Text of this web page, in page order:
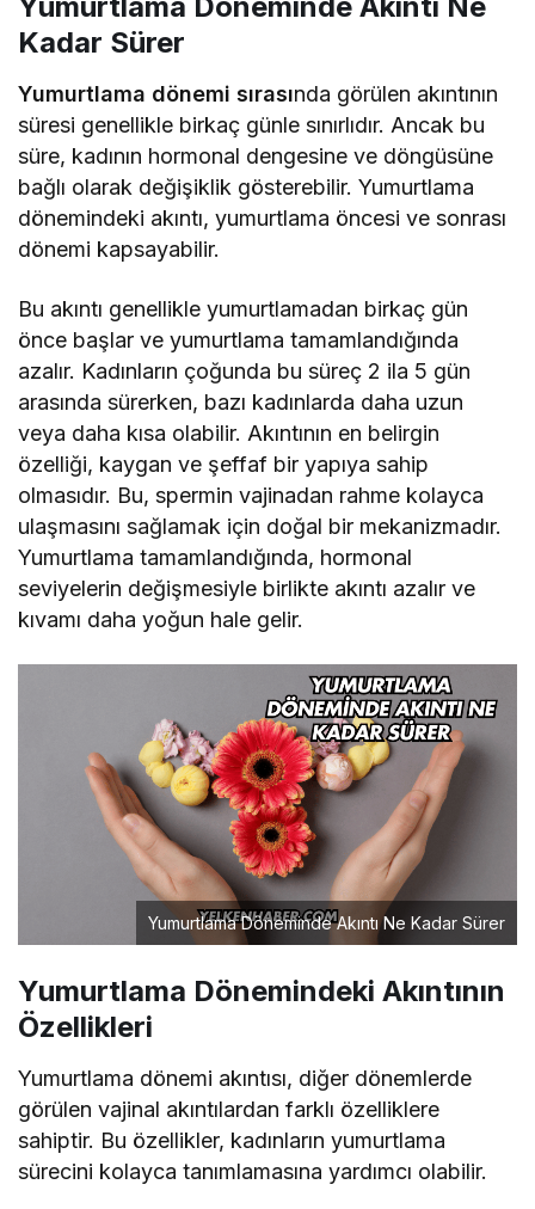
Kadar Sürer
Yumurtlama dönemi sırasında görülen akıntının
süresi genellikle birkaç günle sınırlıdır. Ancak bu
süre, kadının hormonal dengesine ve döngüsüne
bağlı olarak değişiklik gösterebilir. Yumurtlama
dönemindeki akıntı, yumurtlama öncesi ve sonrası
dönemi kapsayabilir.
Bu akıntı genellikle yumurtlamadan birkaç gün
önce başlar ve yumurtlama tamamlandığında
azalır. Kadınların çoğunda bu süreç 2 ila 5 gün
arasında sürerken, bazı kadınlarda daha uzun
veya daha kısa olabilir. Akıntının en belirgin
özelliği, kaygan ve şeffaf bir yapıya sahip
olmasıdır. Bu, spermin vajinadan rahme kolayca
ulaşmasını sağlamak için doğal bir mekanizmadır.
Yumurtlama tamamlandığında, hormonal
seviyelerin değişmesiyle birlikte akıntı azalır ve
kıvamı daha yoğun hale gelir.
Yumurtlama Döneminde Akıntı Ne Kadar Sürer
Yumurtlama Dönemindeki Akıntının
Özellikleri
Yumurtlama dönemi akıntısı, diğer dönemlerde
görülen vajinal akıntılardan farklı özelliklere
sahiptir. Bu özellikler, kadınların yumurtlama
sürecini kolayca tanımlamasına yardımcı olabilir.